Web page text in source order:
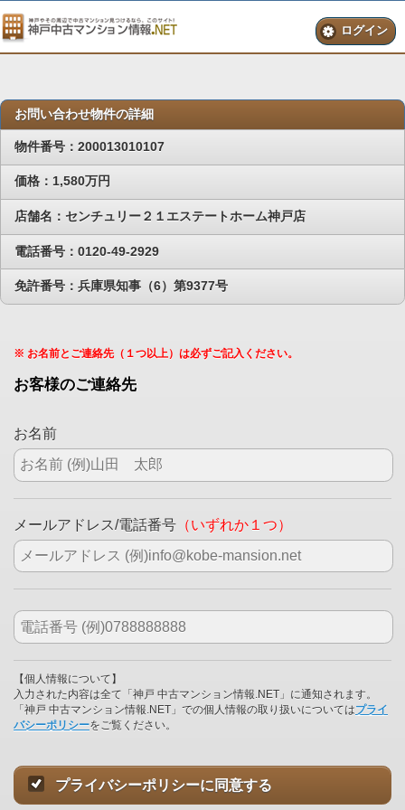
ログイン
お問い合わせ物件の詳細
物件番号：200013010107
価格：1,580万円
店舗名：センチュリー２１エステートホーム神戸店
電話番号：0120-49-2929
免許番号：兵庫県知事（6）第9377号
※ お名前とご連絡先（１つ以上）は必ずご記入ください。
お客様のご連絡先
お名前
メールアドレス/電話番号 （いずれか１つ）
【個人情報について】
入力された内容は全て「神戸 中古マンション情報.NET」に通知されます。
「神戸 中古マンション情報.NET」での個人情報の取り扱いについてはプライ
バシーポリシーをご覧ください。
プライバシーポリシーに同意する